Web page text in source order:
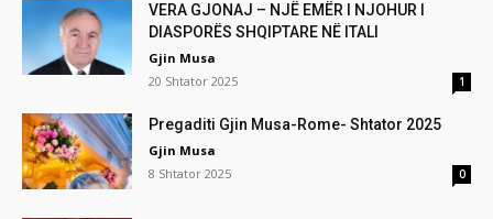
VERA GJONAJ – NJË EMËR I NJOHUR I
DIASPORËS SHQIPTARE NË ITALI
Gjin Musa
20 Shtator 2025
1
Pregaditi Gjin Musa-Rome- Shtator 2025
Gjin Musa
8 Shtator 2025
0